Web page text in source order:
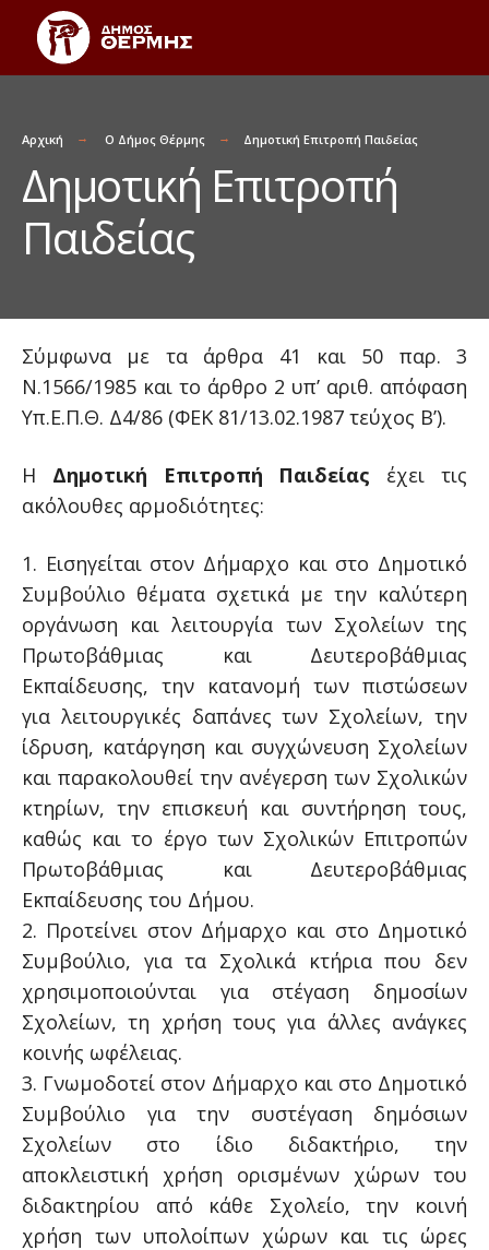
Αρχική Ο Δήμος Θέρμης Δημοτική Επιτροπή Παιδείας
Δημοτική Επιτροπή
Παιδείας
Σύμφωνα με τα άρθρα 41 και 50 παρ. 3
Ν.1566/1985 και το άρθρο 2 υπ’ αριθ. απόφαση
Υπ.Ε.Π.Θ. Δ4/86 (ΦΕΚ 81/13.02.1987 τεύχος Β’).
Η Δημοτική Επιτροπή Παιδείας έχει τις
ακόλουθες αρμοδιότητες:
1. Εισηγείται στον Δήμαρχο και στο Δημοτικό
Συμβούλιο θέματα σχετικά με την καλύτερη
οργάνωση και λειτουργία των Σχολείων της
Πρωτοβάθμιας και Δευτεροβάθμιας
Εκπαίδευσης, την κατανομή των πιστώσεων
για λειτουργικές δαπάνες των Σχολείων, την
ίδρυση, κατάργηση και συγχώνευση Σχολείων
και παρακολουθεί την ανέγερση των Σχολικών
κτηρίων, την επισκευή και συντήρηση τους,
καθώς και το έργο των Σχολικών Επιτροπών
Πρωτοβάθμιας και Δευτεροβάθμιας
Εκπαίδευσης του Δήμου.
2. Προτείνει στον Δήμαρχο και στο Δημοτικό
Συμβούλιο, για τα Σχολικά κτήρια που δεν
χρησιμοποιούνται για στέγαση δημοσίων
Σχολείων, τη χρήση τους για άλλες ανάγκες
κοινής ωφέλειας.
3. Γνωμοδοτεί στον Δήμαρχο και στο Δημοτικό
Συμβούλιο για την συστέγαση δημόσιων
Σχολείων στο ίδιο διδακτήριο, την
αποκλειστική χρήση ορισμένων χώρων του
διδακτηρίου από κάθε Σχολείο, την κοινή
χρήση των υπολοίπων χώρων και τις ώρες